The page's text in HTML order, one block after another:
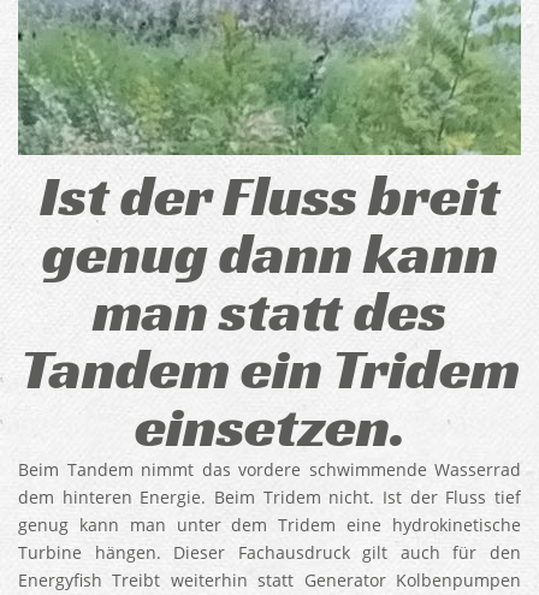
Ist der Fluss breit
genug dann kann
man statt des
Tandem ein Tridem
einsetzen.
Beim Tandem nimmt das vordere schwimmende Wasserrad
dem hinteren Energie. Beim Tridem nicht. Ist der Fluss tief
genug kann man unter dem Tridem eine hydrokinetische
Turbine hängen. Dieser Fachausdruck gilt auch für den
Energyfish Treibt weiterhin statt Generator Kolbenpumpen